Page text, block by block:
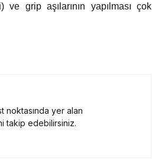
grip aşılarının yapılması çok
noktasında yer alan
takip edebilirsiniz.